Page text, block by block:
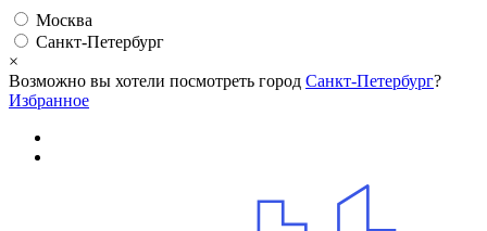
Москва
Санкт-Петербург
×
Возможно вы хотели посмотреть город Санкт-Петербург?
Избранное